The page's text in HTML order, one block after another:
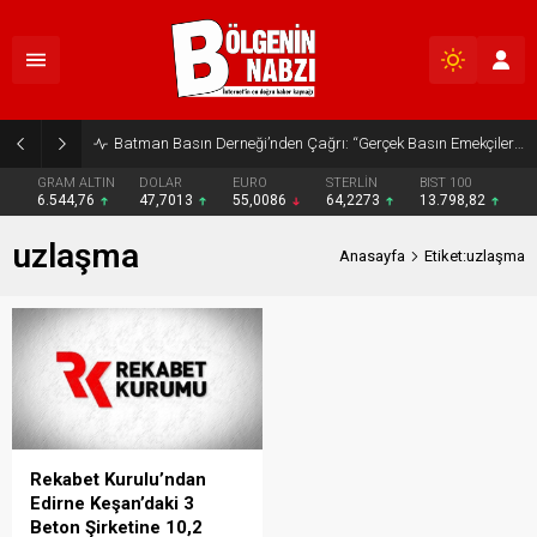
Batman Basın Derneği’nden Çağrı: “Gerçek Basın Emekçileri Desteklenmeli”
GRAM ALTIN
6.544,76
DOLAR
47,7013
EURO
55,0086
STERLİN
64,2273
BIST 100
13.798,82
uzlaşma Anasayfa Etiket:uzlaşma
Rekabet Kurulu’ndan
Edirne Keşan’daki 3
Beton Şirketine 10,2